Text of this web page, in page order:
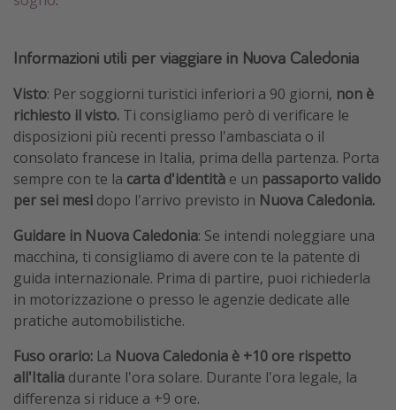
Informazioni utili per viaggiare in Nuova Caledonia
Visto: Per soggiorni turistici inferiori a 90 giorni, non è
richiesto il visto. Ti consigliamo però di verificare le
disposizioni più recenti presso l'ambasciata o il
consolato francese in Italia, prima della partenza. Porta
sempre con te la carta d'identità e un passaporto valido
per sei mesi dopo l'arrivo previsto in Nuova Caledonia.
Guidare in Nuova Caledonia: Se intendi noleggiare una
macchina, ti consigliamo di avere con te la patente di
guida internazionale. Prima di partire, puoi richiederla
in motorizzazione o presso le agenzie dedicate alle
pratiche automobilistiche.
Fuso orario: La Nuova Caledonia è +10 ore rispetto
all'Italia durante l'ora solare. Durante l'ora legale, la
differenza si riduce a +9 ore.